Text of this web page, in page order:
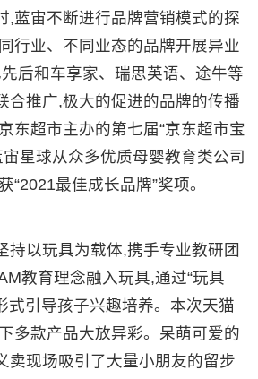
,蓝宙不断进行品牌营销模式的探
行业、不同业态的品牌开展异业
后和车享家、瑞思英语、途牛等
合推广,极大的促进的品牌的传播
东超市主办的第七届“京东超市宝
宙星球从众多优质母婴教育类公司
“2021最佳成长品牌”奖项。
以玩具为载体,携手专业教研团
教育理念融入玩具,通过“玩具
式引导孩子兴趣培养。本次天猫
多款产品大放异彩。呆萌可爱的
卖现场吸引了大量小朋友的留步